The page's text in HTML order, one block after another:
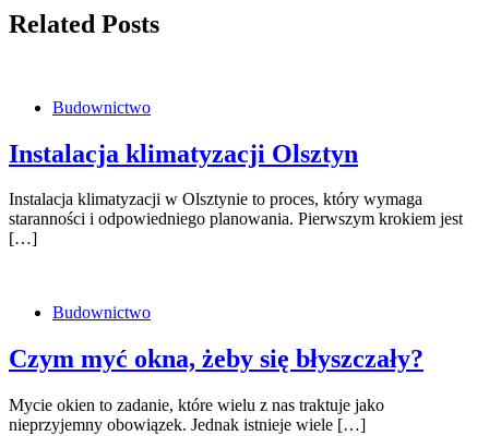
Related Posts
Budownictwo
Instalacja klimatyzacji Olsztyn
Instalacja klimatyzacji w Olsztynie to proces, który wymaga
staranności i odpowiedniego planowania. Pierwszym krokiem jest
[…]
Budownictwo
Czym myć okna, żeby się błyszczały?
Mycie okien to zadanie, które wielu z nas traktuje jako
nieprzyjemny obowiązek. Jednak istnieje wiele […]